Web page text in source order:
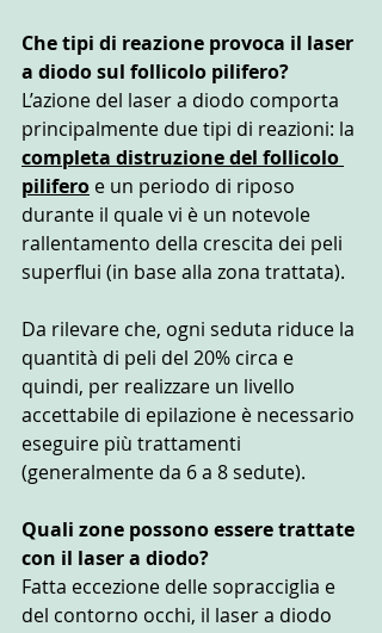
Che tipi di reazione provoca il laser
a diodo sul follicolo pilifero?
L’azione del laser a diodo comporta
principalmente due tipi di reazioni: la
completa distruzione del follicolo
pilifero e un periodo di riposo
durante il quale vi è un notevole
rallentamento della crescita dei peli
superflui (in base alla zona trattata).
Da rilevare che, ogni seduta riduce la
quantità di peli del 20% circa e
quindi, per realizzare un livello
accettabile di epilazione è necessario
eseguire più trattamenti
(generalmente da 6 a 8 sedute).
Quali zone possono essere trattate
con il laser a diodo?
Fatta eccezione delle sopracciglia e
del contorno occhi, il laser a diodo